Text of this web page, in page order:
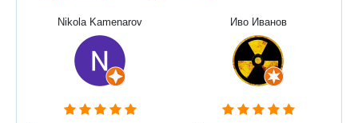
Nikola Kamenarov Иво Иванов